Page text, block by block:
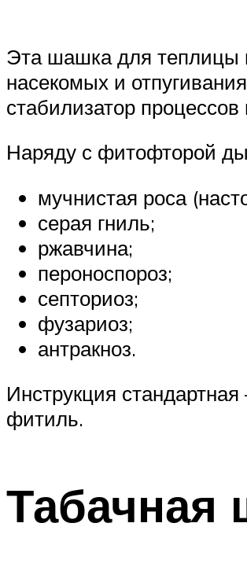
Эта шашка для теплицы
насекомых и
стабилизатор процессов
Наряду с фитофторой
мучнистая роса
серая гниль;
ржавчина;
пероноспороз;
септориоз;
фузариоз;
антракноз.
Инструкция
фитиль.
Табачная